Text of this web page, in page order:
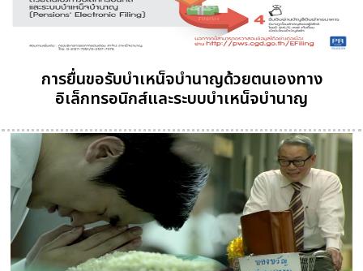
การยื่นขอรับบำเหน็จบำนาญด้วยตนเองทาง
อิเล็กทรอนิกส์และระบบบำเหน็จบำนาญ